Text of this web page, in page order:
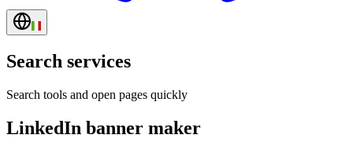
Search services
Search tools and open pages quickly
LinkedIn banner maker